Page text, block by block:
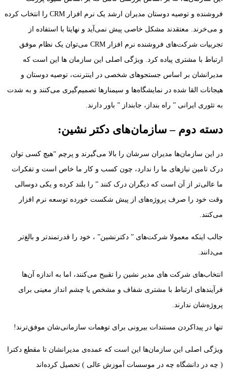
فروشنده و توصیه دوستان مدیران ارشد یک نرم افزار CRM را انتخاب کرده
و می‌خرند. معتقدند مشکل خاصی پیش نمی‌آید و نهایتا با استفاده از
تجربیات شرکت‌های فروشنده نرم افزار CRM می‌توان یک نظام موفق
ارتباط با مشتری پیاده کرد. ویژگی اصلی این سازمان ها این است که
مدیرانشان بر اساس جستجو‎های شخصی در اینترنت، توصیه دوستان و
هیجانات القا شده در نمایشگاه‌ها و سیمنارها تصمیم‌گیری می‌کنند و به شدت
به تئوری ایرانی ” راه بنداز، جابنداز ” باور دارند.
دسته دوم – سازمان‌های دکتر نشین:
در این سازمان‌ها مدیران سرشان را بالا می‌گیرند و پرچم “هیچ کسی توان
درک تامین نیازهای ما را ندارد، چون کسب و کار ما خاص است و تفکرات
ما عالی‌تر از آن است که دیگران درک کنند ” را بلند کرده و یکی دوسالی
وقت خود را صرف پروژه‌های از پیش شکست خورده توسعه نرم افزار
می‌کنند.
جالب اینکه معمولا شرکت‌های ” دکترنشین” ، خود را قدرتمندتر و بالغ‌تر
می‌دانند.
انتخاب‌های شرکت های مدیر نشین را تقبیح می‌کنند، اما به اندازه آن‌ها
فرآیندهای ارتباط با مشتری شفاف و مشخص یا چشم انداز معینی برای
پروژه‌شان ندارند.
تنها در پیداکردن مستندات بیرونی برای توهمات سازمانی‎‌شان موفق‌ترند!
ویژگی اصلی این سازمان‌ها این است که عمده‌ی مدیرانشان تا مقطع دکترا
( چه در دانشگاه چه در موسسات آموزش عالی ) تحصیل کرده‌اند